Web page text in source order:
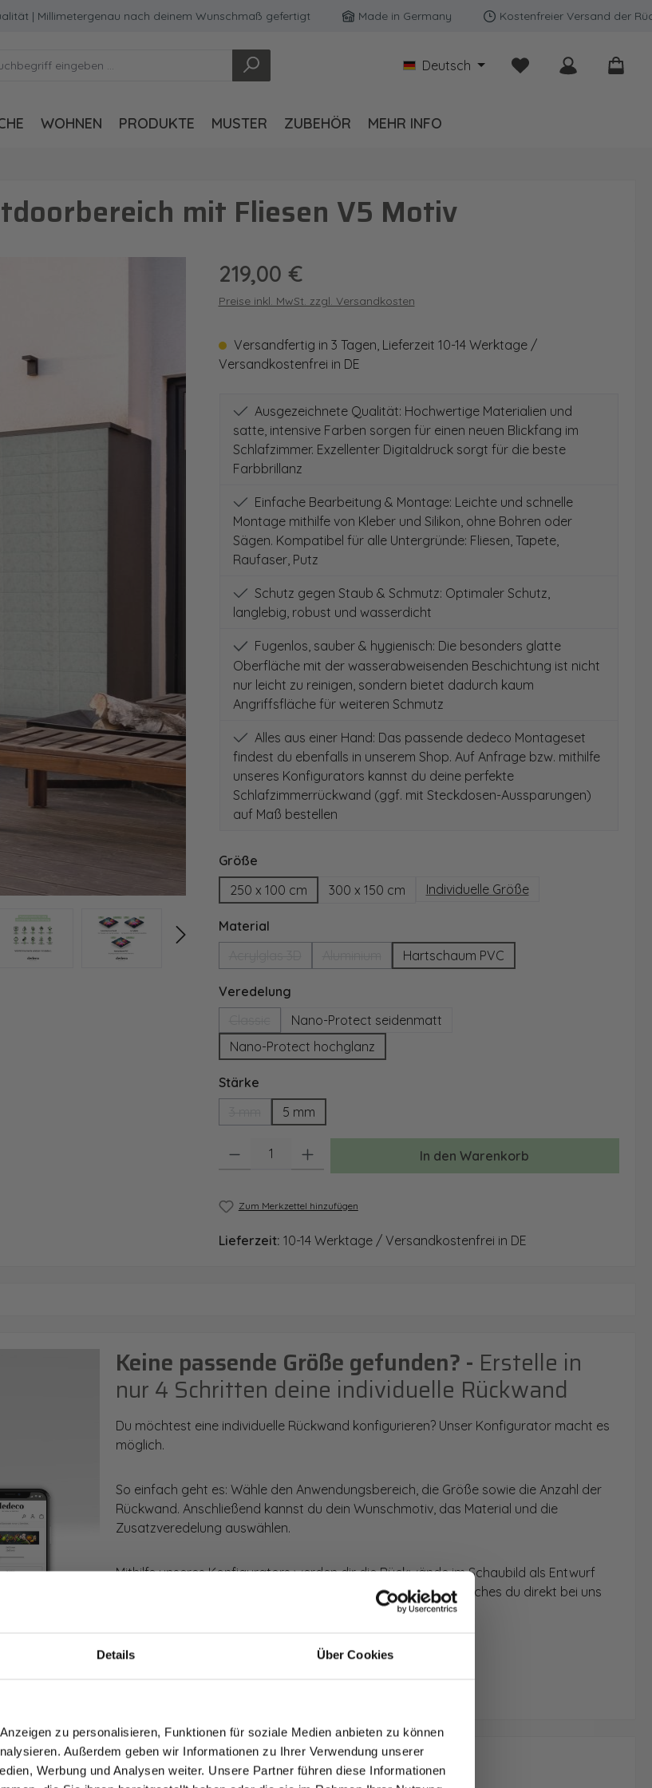
Details Über Cookies
zu personalisieren, Funktionen für soziale Medien anbieten zu können
Außerdem geben wir Informationen zu Ihrer Verwendung unserer
Werbung und Analysen weiter. Unsere Partner führen diese Informationen
nach deinem Wunschmaß gefertigt Made in Germany Kostenfreier Versand der
Deutsch Du hast 0 Produkte
WOHNEN PRODUKTE MUSTER ZUBEHÖR MEHR INFO
mit Fliesen V5 Motiv
Regulärer Preis:
219,00 €
Preise inkl. MwSt. zzgl. Versandkosten
Versandfertig in 3 Tagen, Lieferzeit 10-14 Werktage /
Versandkostenfrei in DE
Ausgezeichnete Qualität: Hochwertige Materialien und
satte, intensive Farben sorgen für einen neuen Blickfang im
Schlafzimmer. Exzellenter Digitaldruck sorgt für die beste
Farbbrillanz
Einfache Bearbeitung & Montage: Leichte und schnelle
Montage mithilfe von Kleber und Silikon, ohne Bohren oder
Sägen. Kompatibel für alle Untergründe: Fliesen, Tapete,
Raufaser, Putz
Schutz gegen Staub & Schmutz: Optimaler Schutz,
langlebig, robust und wasserdicht
Fugenlos, sauber & hygienisch: Die besonders glatte
Oberfläche mit der wasserabweisenden Beschichtung ist nicht
nur leicht zu reinigen, sondern bietet dadurch kaum
Angriffsfläche für weiteren Schmutz
Alles aus einer Hand: Das passende dedeco Montageset
findest du ebenfalls in unserem Shop. Auf Anfrage bzw. mithilfe
unseres Konfigurators kannst du deine perfekte
Schlafzimmerrückwand (ggf. mit Steckdosen-Aussparungen)
auf Maß bestellen
Größeauswählen
250 x 100 cm
300 x 150 cm Individuelle Größe
Materialauswählen
(Diese Option ist zurzeit nicht verfügbar.)
(Diese Option ist zurzeit nicht verfügbar.)
Hartschaum PVC
Veredelungauswählen
(Diese Option ist zurzeit nicht verfügbar.)
Nano-Protect seidenmatt
Nano-Protect hochglanz
Stärkeauswählen
(Diese Option ist zurzeit nicht verfügbar.)
5 mm
Produkt Anzahl: Gib den gewünschten Wert ein oder benutze die Schaltflächen
In den Warenkorb
Zum Merkzettel hinzufügen
Lieferzeit: 10-14 Werktage / Versandkostenfrei in DE
Keine passende Größe gefunden? - Erstelle in
nur 4 Schritten deine individuelle Rückwand
Du möchtest eine individuelle Rückwand konfigurieren? Unser Konfigurator macht es
möglich.
So einfach geht es: Wähle den Anwendungsbereich, die Größe sowie die Anzahl der
Rückwand. Anschließend kannst du dein Wunschmotiv, das Material und die
Zusatzveredelung auswählen.
Mithilfe unseres Konfigurators werden dir die Rückwände im Schaubild als Entwurf
dargestellt. Parallel erhältst du dein individuelles Angebot, welches du direkt bei uns
Zum Konfigurator
Jetzt zum Newsletter anmelden.